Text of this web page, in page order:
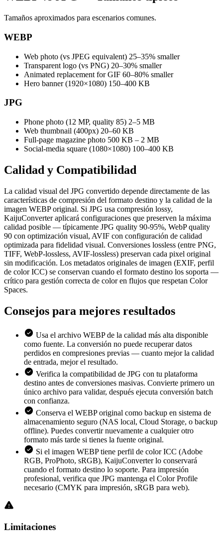
Tamaños aproximados para escenarios comunes.
WEBP
Web photo (vs JPEG equivalent) 25–35% smaller
Transparent logo (vs PNG) 20–30% smaller
Animated replacement for GIF 60–80% smaller
Hero banner (1920×1080) 150–400 KB
JPG
Phone photo (12 MP, quality 85) 2–5 MB
Web thumbnail (400px) 20–60 KB
Full-page magazine photo 500 KB – 2 MB
Social-media square (1080×1080) 100–400 KB
Calidad y Compatibilidad
La calidad visual del JPG convertido depende directamente de las
características de compresión del formato destino y la calidad de la
imagen WEBP original. Si JPG usa compresión lossy,
KaijuConverter aplicará configuraciones que preserven la máxima
calidad posible — típicamente JPG quality 90-95%, WebP quality
90 con optimización visual, AVIF con configuración de calidad
optimizada para fidelidad visual. Conversiones lossless (entre PNG,
TIFF, WebP-lossless, AVIF-lossless) preservan cada pixel original
sin modificación. Los metadatos originales de imagen (EXIF, perfil
de color ICC) se conservan cuando el formato destino los soporta —
crítico para gestión correcta de color en flujos que respetan Color
Spaces.
Consejos para mejores resultados
Usa el archivo WEBP de la calidad más alta disponible
como fuente. La conversión no puede recuperar datos
perdidos en compresiones previas — cuanto mejor la calidad
de entrada, mejor el resultado.
Verifica la compatibilidad de JPG con tu plataforma
destino antes de conversiones masivas. Convierte primero un
único archivo para validar, después ejecuta conversión batch
con confianza.
Conserva el WEBP original como backup en sistema de
almacenamiento seguro (NAS local, Cloud Storage, o backup
offline). Puedes convertir nuevamente a cualquier otro
formato más tarde si tienes la fuente original.
Si el imagen WEBP tiene perfil de color ICC (Adobe
RGB, ProPhoto, sRGB), KaijuConverter lo conservará
cuando el formato destino lo soporte. Para impresión
profesional, verifica que JPG mantenga el Color Profile
necesario (CMYK para impresión, sRGB para web).
Limitaciones